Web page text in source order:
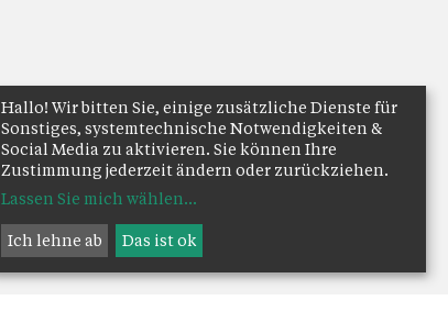
Anmelden
Hallo! Wir bitten Sie, einige zusätzliche Dienste für
Sonstiges, systemtechnische Notwendigkeiten &
Social Media zu aktivieren. Sie können Ihre
Zustimmung jederzeit ändern oder zurückziehen.
Lassen Sie mich wählen...
Ich lehne ab Das ist ok